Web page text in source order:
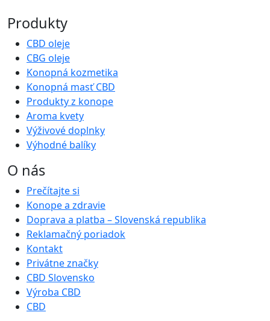
Produkty
CBD oleje
CBG oleje
Konopná kozmetika
Konopná masť CBD
Produkty z konope
Aroma kvety
Výživové doplnky
Výhodné balíky
O nás
Prečítajte si
Konope a zdravie
Doprava a platba – Slovenská republika
Reklamačný poriadok
Kontakt
Privátne značky
CBD Slovensko
Výroba CBD
CBD